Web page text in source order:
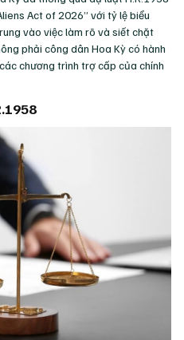
Act of 2026” với tỷ lệ biểu
vào việc làm rõ và siết chặt
phải công dân Hoa Kỳ có hành
chương trình trợ cấp của chính